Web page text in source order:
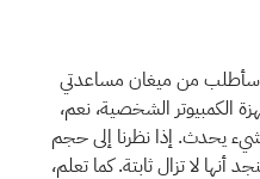
وسأطلب من ميغان مساعدتي
الكمبيوتر الشخصية، نعم،
يحدث. إذا نظرنا إلى حجم
أنها لا تزال ثابتة. كما تعلم،